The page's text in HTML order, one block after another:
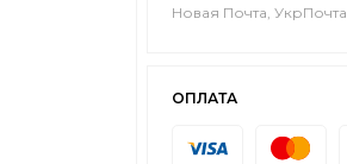
Новая Почта, УкрПочта
ОПЛАТА